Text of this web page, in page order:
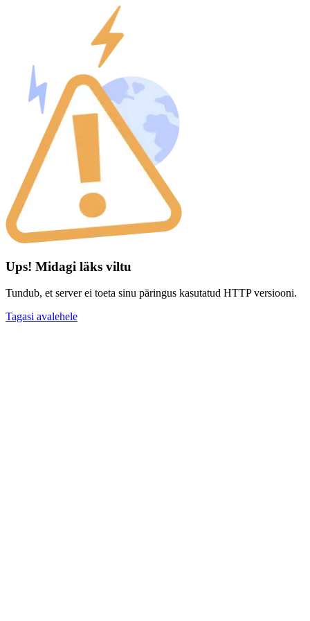
Ups! Midagi läks viltu
Tundub, et server ei toeta sinu päringus kasutatud HTTP versiooni.
Tagasi avalehele